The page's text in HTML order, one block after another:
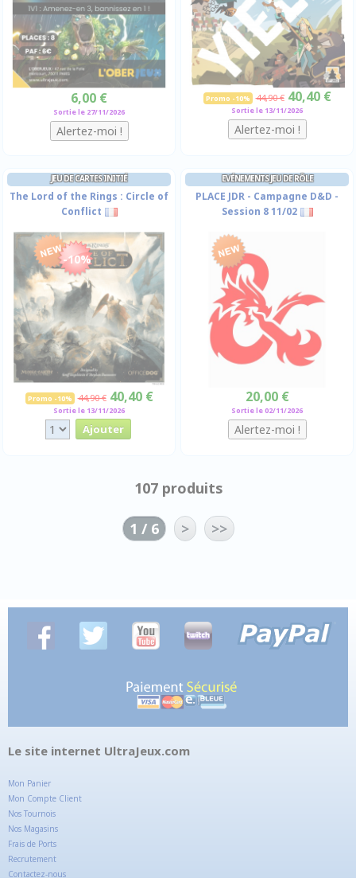
6,00 €
Sortie le 27/11/2026
Promo -10% 44,90 € 40,40 €
Sortie le 13/11/2026
JEU DE CARTES INITIÉ
The Lord of the Rings : Circle of
Conflict
-10%
Promo -10% 44,90 € 40,40 €
Sortie le 13/11/2026
EVÉNEMENTS JEU DE RÔLE
PLACE JDR - Campagne D&D -
Session 8 11/02
20,00 €
Sortie le 02/11/2026
107 produits
1 / 6 > >>
Le site internet UltraJeux.com
Mon Panier
Mon Compte Client
Nos Tournois
Nos Magasins
Frais de Ports
Recrutement
Contactez-nous